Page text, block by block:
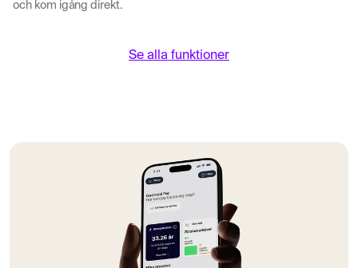
och kom igång direkt.
Se alla funktioner